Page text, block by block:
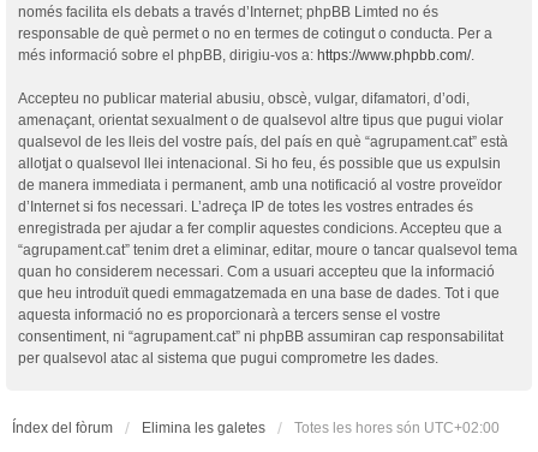
només facilita els debats a través d’Internet; phpBB Limted no és
responsable de què permet o no en termes de cotingut o conducta. Per a
més informació sobre el phpBB, dirigiu-vos a: https://www.phpbb.com/.
Accepteu no publicar material abusiu, obscè, vulgar, difamatori, d’odi,
amenaçant, orientat sexualment o de qualsevol altre tipus que pugui violar
qualsevol de les lleis del vostre país, del país en què “agrupament.cat” està
allotjat o qualsevol llei intenacional. Si ho feu, és possible que us expulsin
de manera immediata i permanent, amb una notificació al vostre proveïdor
d’Internet si fos necessari. L’adreça IP de totes les vostres entrades és
enregistrada per ajudar a fer complir aquestes condicions. Accepteu que a
“agrupament.cat” tenim dret a eliminar, editar, moure o tancar qualsevol tema
quan ho considerem necessari. Com a usuari accepteu que la informació
que heu introduït quedi emmagatzemada en una base de dades. Tot i que
aquesta informació no es proporcionarà a tercers sense el vostre
consentiment, ni “agrupament.cat” ni phpBB assumiran cap responsabilitat
per qualsevol atac al sistema que pugui comprometre les dades.
Índex del fòrum Elimina les galetes Totes les hores són UTC+02:00